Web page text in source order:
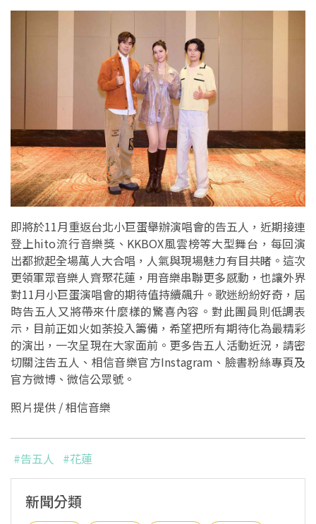
即將於11月重返台北小巨蛋舉辦演唱會的告五人，近期接連
登上hito流行音樂獎、KKBOX風雲榜等大型舞台，每回演
出都掀起全場萬人大合唱，人氣與現場魅力有目共睹。這次
更領軍眾音樂人齊聚花蓮，用音樂串聯更多感動，也讓外界
對11月小巨蛋演唱會的期待值持續飆升。歌迷紛紛好奇，屆
時告五人又將帶來什麼樣的驚喜內容。對此團員則低調表
示，目前正如火如荼投入籌備，希望把所有期待化為最精彩
的演出，一次呈現在大家面前。更多告五人活動近況，請密
切關注告五人、相信音樂官方Instagram、臉書粉絲專頁及
官方微博、微信公眾號。
照片提供 / 相信音樂
#告五人 #花蓮
新聞分類